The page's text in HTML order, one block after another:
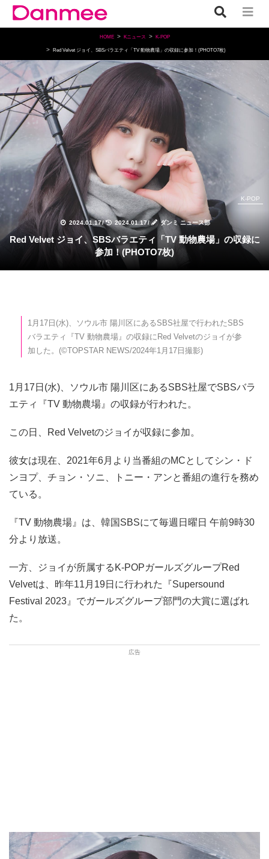
HOME Kニュース K-POP
Red Velvet ジョイ、SBSバラエティ「TV 動物農場」の収録に参加！(PHOTO7枚)
2024.01.17/ 2024.01.17/ ダンミ ニュース部
K-POP
Red Velvet ジョイ、SBSバラエティ「TV 動物農場」の収録に
参加！(PHOTO7枚)
1月17日(水)、ソウル市 陽川区にあるSBS社屋で行われたSBS
バラエティ『TV 動物農場』の収録にRed Velvetのジョイが参
加した。(©TOPSTAR NEWS/2024年1月17日撮影)
1月17日(水)、ソウル市 陽川区にあるSBS社屋でSBSバラ
エティ『TV 動物農場』の収録が行われた。
この日、Red Velvetのジョイが収録に参加。
彼女は現在、2021年6月より当番組のMCとしてシン・ド
ンヨプ、チョン・ソニ、トニー・アンと番組の進行を務め
ている。
『TV 動物農場』は、韓国SBSにて毎週日曜日 午前9時30
分より放送。
一方、ジョイが所属するK-POPガールズグループRed
Velvetは、昨年11月19日に行われた『Supersound
Festival 2023』でガールズグループ部門の大賞に選ばれ
た。